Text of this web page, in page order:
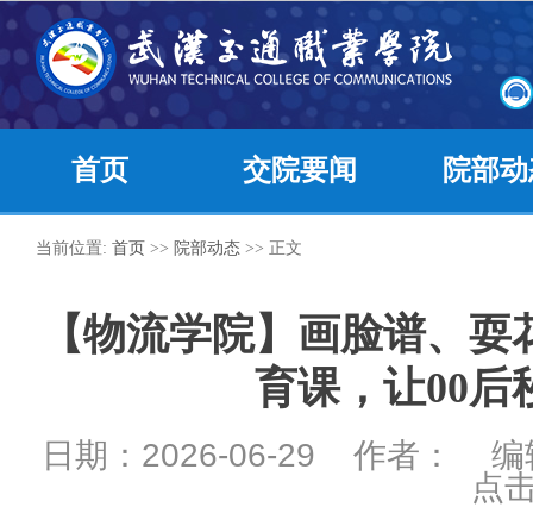
首页 交院要闻 院部
当前位置: 首页 >> 院部动态 >> 正文
【物流学院】画脸谱、
育课，让00后
日期：2026-06-29 作者：
点